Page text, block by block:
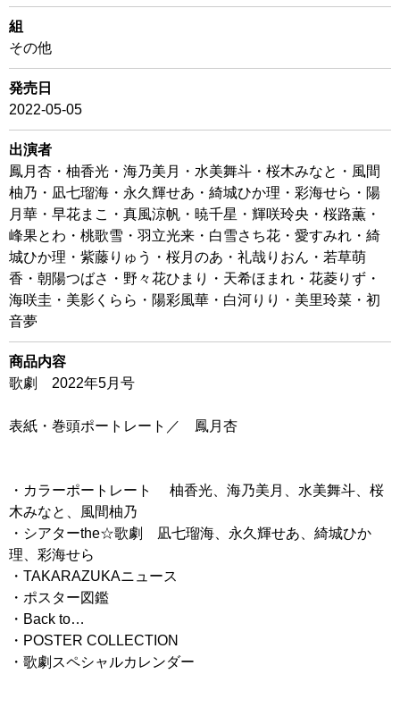
組
その他
発売日
2022-05-05
出演者
鳳月杏・柚香光・海乃美月・水美舞斗・桜木みなと・風間
柚乃・凪七瑠海・永久輝せあ・綺城ひか理・彩海せら・陽
月華・早花まこ・真風涼帆・暁千星・輝咲玲央・桜路薫・
峰果とわ・桃歌雪・羽立光来・白雪さち花・愛すみれ・綺
城ひか理・紫藤りゅう・桜月のあ・礼哉りおん・若草萌
香・朝陽つばさ・野々花ひまり・天希ほまれ・花菱りず・
海咲圭・美影くらら・陽彩風華・白河りり・美里玲菜・初
音夢
商品内容
歌劇 2022年5月号
表紙・巻頭ポートレート／ 鳳月杏
・カラーポートレート 柚香光、海乃美月、水美舞斗、桜
木みなと、風間柚乃
・シアターthe☆歌劇 凪七瑠海、永久輝せあ、綺城ひか
理、彩海せら
・TAKARAZUKAニュース
・ポスター図鑑
・Back to…
・POSTER COLLECTION
・歌劇スペシャルカレンダー